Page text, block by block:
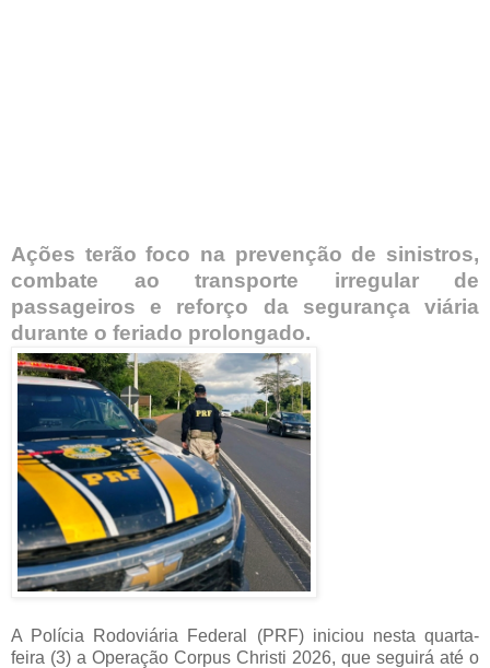
Ações terão foco na prevenção de sinistros,
combate ao transporte irregular de
passageiros e reforço da segurança viária
durante o feriado prolongado.
A Polícia Rodoviária Federal (PRF) iniciou nesta quarta-
feira (3) a Operação Corpus Christi 2026, que seguirá até o